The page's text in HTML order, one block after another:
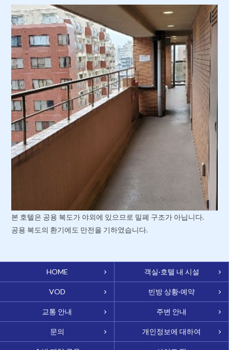
본 호텔은 공용 복도가 야외에 있으므로 밀폐 구조가 아닙니다.
공용 복도의 환기에도 만전을 기하였습니다.
HOME 객실·호텔 내 시설
VOD 빈방 상황·예약
교통 안내 주변 안내
문의 개인정보에 대하여